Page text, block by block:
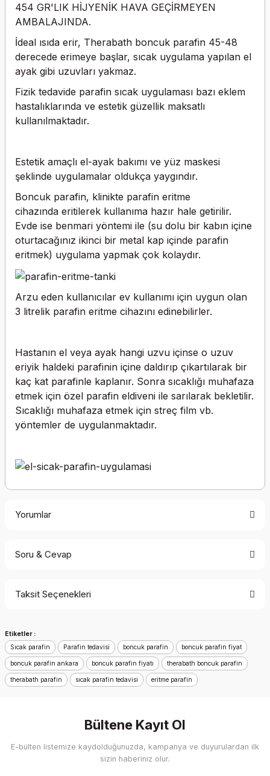
454 GR'LIK HİJYENİK HAVA GEÇİRMEYEN
AMBALAJINDA.
İdeal ısıda erir, Therabath boncuk parafin 45-48
derecede erimeye başlar, sıcak uygulama yapılan el
ayak gibi uzuvları yakmaz.
Fizik tedavide parafin sıcak uygulaması bazı eklem
hastalıklarında ve estetik güzellik maksatlı
kullanılmaktadır.
Estetik amaçlı el-ayak bakımı ve yüz maskesi
şeklinde uygulamalar oldukça yaygındır.
Boncuk parafin, klinikte parafin eritme
cihazında eritilerek kullanıma hazır hale getirilir.
Evde ise benmari yöntemi ile (su dolu bir kabın içine
oturtacağınız ikinci bir metal kap içinde parafin
eritmek) uygulama yapmak çok kolaydır.
Arzu eden kullanıcılar ev kullanımı için uygun olan
3 litrelik parafin eritme cihazını edinebilirler.
Hastanın el veya ayak hangi uzvu içinse o uzuv
eriyik haldeki parafinin içine daldırıp çıkartılarak bir
kaç kat parafinle kaplanır. Sonra sıcaklığı muhafaza
etmek için özel parafin eldiveni ile sarılarak bekletilir.
Sıcaklığı muhafaza etmek için streç film vb.
yöntemler de uygulanmaktadır.
Yorumlar
Soru & Cevap
Soru Sor
Taksit Seçenekleri
Etiketler :
Sıcak parafin
Parafin tedavisi boncuk parafin boncuk parafin fiyat
boncuk parafin ankara boncuk parafin fiyatı therabath boncuk parafin
therabath parafin sıcak parafin tedavisi eritme parafin
Bültene Kayıt Ol
E-bülten listemize kaydolduğunuzda, kampanya ve duyurulardan ilk
sizin haberiniz olur.